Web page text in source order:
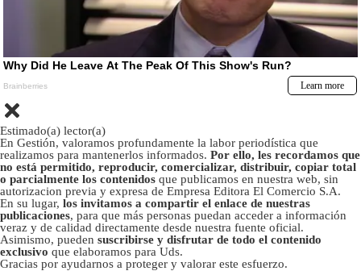
Estimado(a) lector(a)
En Gestión, valoramos profundamente la labor periodística que
realizamos para mantenerlos informados. Por ello, les recordamos que
no está permitido, reproducir, comercializar, distribuir, copiar total
o parcialmente los contenidos que publicamos en nuestra web, sin
autorizacion previa y expresa de Empresa Editora El Comercio S.A.
En su lugar, los invitamos a compartir el enlace de nuestras
publicaciones, para que más personas puedan acceder a información
veraz y de calidad directamente desde nuestra fuente oficial.
Asimismo, pueden suscribirse y disfrutar de todo el contenido
exclusivo que elaboramos para Uds.
Gracias por ayudarnos a proteger y valorar este esfuerzo.